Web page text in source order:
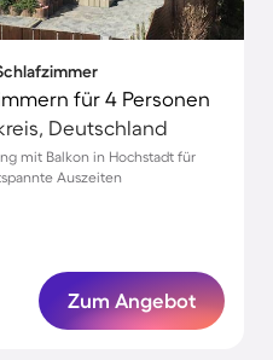
für 4 Personen
Deutschland
mit Balkon in Hochstadt für
Auszeiten
Zum Angebot